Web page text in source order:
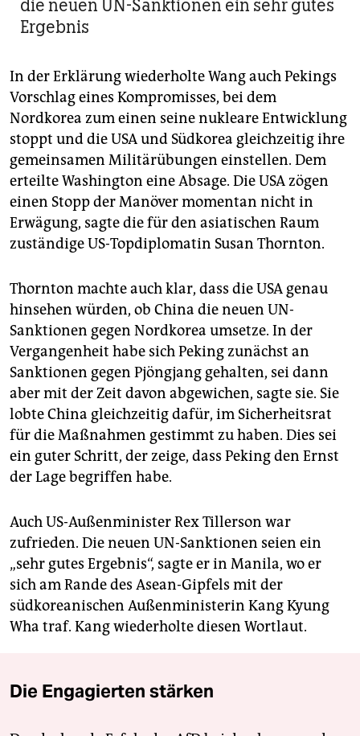
die neuen UN-Sanktionen ein sehr gutes
Ergebnis
In der Erklärung wiederholte Wang auch Pekings
Vorschlag eines Kompromisses, bei dem
Nordkorea zum einen seine nukleare Entwicklung
stoppt und die USA und Südkorea gleichzeitig ihre
gemeinsamen Militärübungen einstellen. Dem
erteilte Washington eine Absage. Die USA zögen
einen Stopp der Manöver momentan nicht in
Erwägung, sagte die für den asiatischen Raum
zuständige US-Topdiplomatin Susan Thornton.
Thornton machte auch klar, dass die USA genau
hinsehen würden, ob China die neuen UN-
Sanktionen gegen Nordkorea umsetze. In der
Vergangenheit habe sich Peking zunächst an
Sanktionen gegen Pjöngjang gehalten, sei dann
aber mit der Zeit davon abgewichen, sagte sie. Sie
lobte China gleichzeitig dafür, im Sicherheitsrat
für die Maßnahmen gestimmt zu haben. Dies sei
ein guter Schritt, der zeige, dass Peking den Ernst
der Lage begriffen habe.
Auch US-Außenminister Rex Tillerson war
zufrieden. Die neuen UN-Sanktionen seien ein
„sehr gutes Ergebnis“, sagte er in Manila, wo er
sich am Rande des Asean-Gipfels mit der
südkoreanischen Außenministerin Kang Kyung
Wha traf. Kang wiederholte diesen Wortlaut.
Die Engagierten stärken